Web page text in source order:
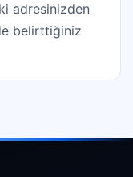
adresinizden
belirttiğiniz